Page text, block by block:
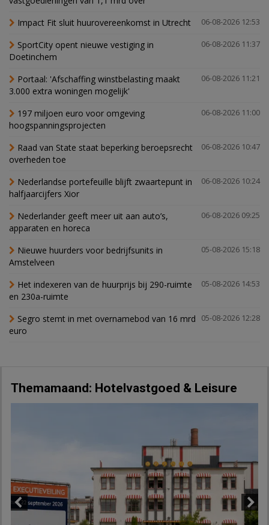
06-08-2026 12:53
Impact Fit sluit huurovereenkomst in Utrecht
06-08-2026 11:37
SportCity opent nieuwe vestiging in
Doetinchem
06-08-2026 11:21
Portaal: 'Afschaffing winstbelasting maakt
3.000 extra woningen mogelijk'
06-08-2026 11:00
197 miljoen euro voor omgeving
hoogspanningsprojecten
06-08-2026 10:47
Raad van State staat beperking beroepsrecht
overheden toe
06-08-2026 10:24
Nederlandse portefeuille blijft zwaartepunt in
halfjaarcijfers Xior
06-08-2026 09:25
Nederlander geeft meer uit aan auto’s,
apparaten en horeca
05-08-2026 15:18
Nieuwe huurders voor bedrijfsunits in
Amstelveen
05-08-2026 14:53
Het indexeren van de huurprijs bij 290-ruimte
en 230a-ruimte
05-08-2026 12:28
Segro stemt in met overnamebod van 16 mrd
euro
Themamaand: Hotelvastgoed & Leisure
Next